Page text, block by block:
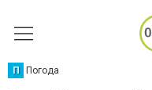
П Погода